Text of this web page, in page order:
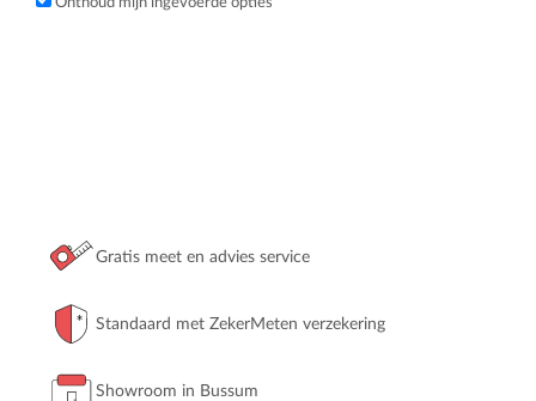
Gratis meet en advies service
Standaard met ZekerMeten verzekering
Showroom in Bussum